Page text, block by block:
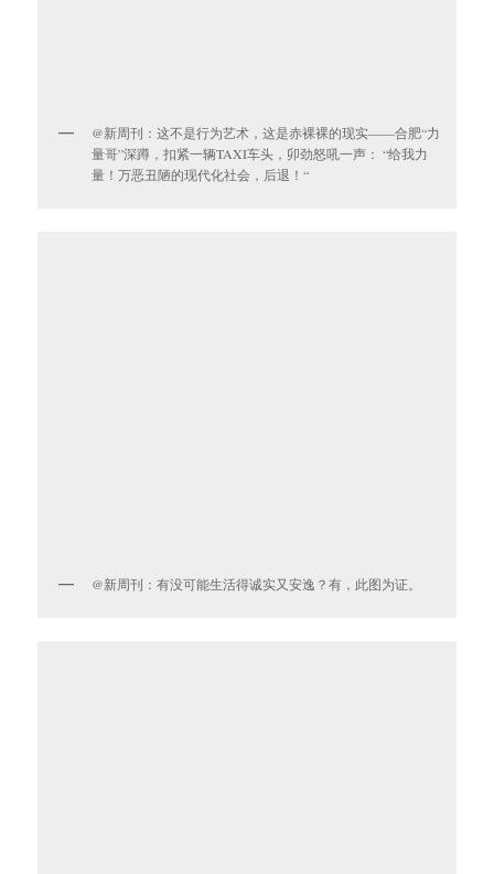
@新周刊：这不是行为艺术，这是赤裸裸的现实——合肥“力
量哥”深蹲，扣紧一辆TAXI车头，卯劲怒吼一声： “给我力
量！万恶丑陋的现代化社会，后退！“
@新周刊：有没可能生活得诚实又安逸？有，此图为证。